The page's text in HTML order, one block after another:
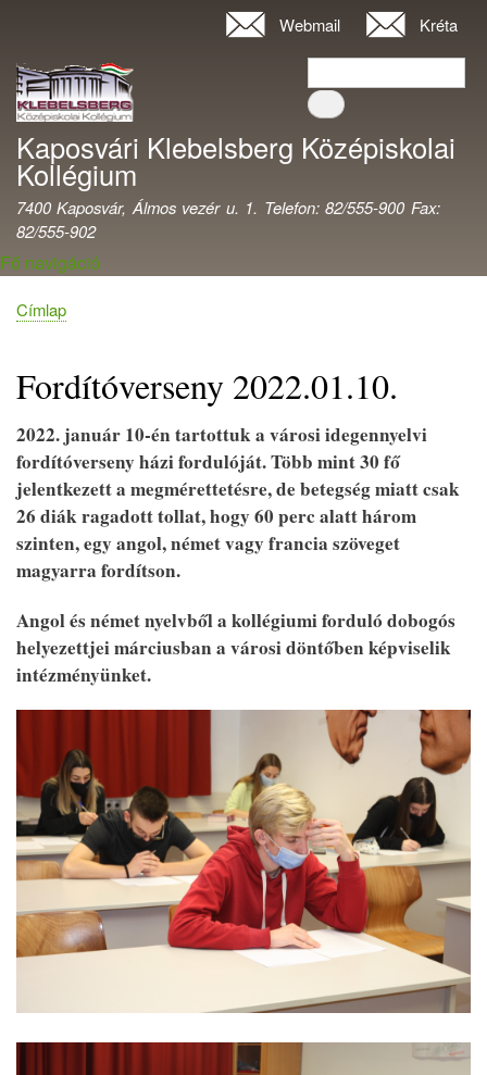
Ugrás
a
fiók
menüje
Webmail Kréta
Keresés
Kaposvári Klebelsberg Középiskolai
Kollégium
7400 Kaposvár, Álmos vezér u. 1. Telefon: 82/555-900 Fax:
82/555-902
Fő navigáció
Morzsa
Címlap
Fordítóverseny 2022.01.10.
2022. január 10-én tartottuk a városi idegennyelvi
fordítóverseny házi fordulóját. Több mint 30 fő
jelentkezett a megmérettetésre, de betegség miatt csak
26 diák ragadott tollat, hogy 60 perc alatt három
szinten, egy angol, német vagy francia szöveget
magyarra fordítson.
Angol és német nyelvből a kollégiumi forduló dobogós
helyezettjei márciusban a városi döntőben képviselik
intézményünket.